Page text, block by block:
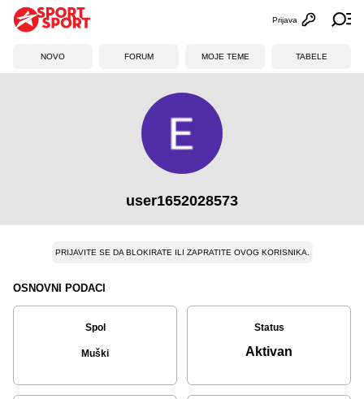
Otvori
Prijava
NOVO FORUM MOJE TEME TABELE
user1652028573
PRIJAVITE SE DA BLOKIRATE ILI ZAPRATITE OVOG KORISNIKA.
OSNOVNI PODACI
Spol
Muški
Status
Aktivan